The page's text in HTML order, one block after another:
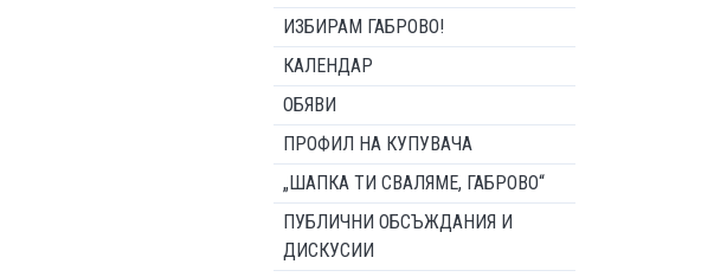
ИЗБИРАМ ГАБРОВО!
КАЛЕНДАР
ОБЯВИ
ПРОФИЛ НА КУПУВАЧА
„ШАПКА ТИ СВАЛЯМЕ, ГАБРОВО“
ПУБЛИЧНИ ОБСЪЖДАНИЯ И
ДИСКУСИИ